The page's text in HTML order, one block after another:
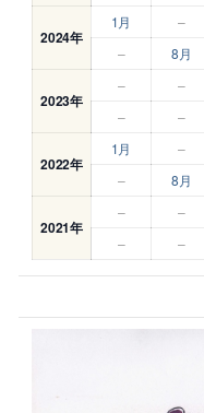
2024年
1月 –
–
8月
2023年
– –
–
–
2022年
1月 –
–
8月
2021年
– –
–
–